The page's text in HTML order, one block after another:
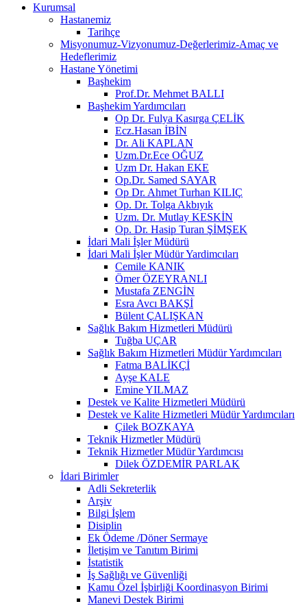
Kurumsal
Hastanemiz
Tarihçe
Misyonumuz-Vizyonumuz-Değerlerimiz-Amaç ve
Hedeflerimiz
Hastane Yönetimi
Başhekim
Prof.Dr. Mehmet BALLI
Başhekim Yardımcıları
Op Dr. Fulya Kasırga ÇELİK
Ecz.Hasan İBİN
Dr. Ali KAPLAN
Uzm.Dr.Ece OĞUZ
Uzm Dr. Hakan EKE
Op.Dr. Samed SAYAR
Op Dr. Ahmet Turhan KILIÇ
Op. Dr. Tolga Akbıyık
Uzm. Dr. Mutlay KESKİN
Op. Dr. Hasip Turan ŞİMŞEK
İdari Mali İşler Müdürü
İdari Mali İşler Müdür Yardimcıları
Cemile KANIK
Ömer ÖZEYRANLI
Mustafa ZENGİN
Esra Avcı BAKŞİ
Bülent ÇALIŞKAN
Sağlık Bakım Hizmetleri Müdürü
Tuğba UÇAR
Sağlık Bakım Hizmetleri Müdür Yardımcıları
Fatma BALİKÇİ
Ayşe KALE
Emine YILMAZ
Destek ve Kalite Hizmetleri Müdürü
Destek ve Kalite Hizmetleri Müdür Yardımcıları
Çilek BOZKAYA
Teknik Hizmetler Müdürü
Teknik Hizmetler Müdür Yardımcısı
Dilek ÖZDEMİR PARLAK
İdari Birimler
Adli Sekreterlik
Arşiv
Bilgi İşlem
Disiplin
Ek Ödeme /Döner Sermaye
İletişim ve Tanıtım Birimi
İstatistik
İş Sağlığı ve Güvenliği
Kamu Özel İşbirliği Koordinasyon Birimi
Manevi Destek Birimi